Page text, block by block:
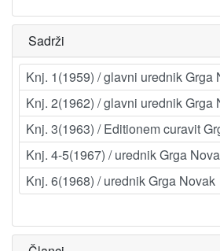
Sadrži
Knj. 1(1959) / glavni urednik Grga
Knj. 2(1962) / glavni urednik Grga
Knj. 3(1963) / Editionem curavit
Knj. 4-5(1967) / urednik Grga
Knj. 6(1968) / urednik Grga Novak